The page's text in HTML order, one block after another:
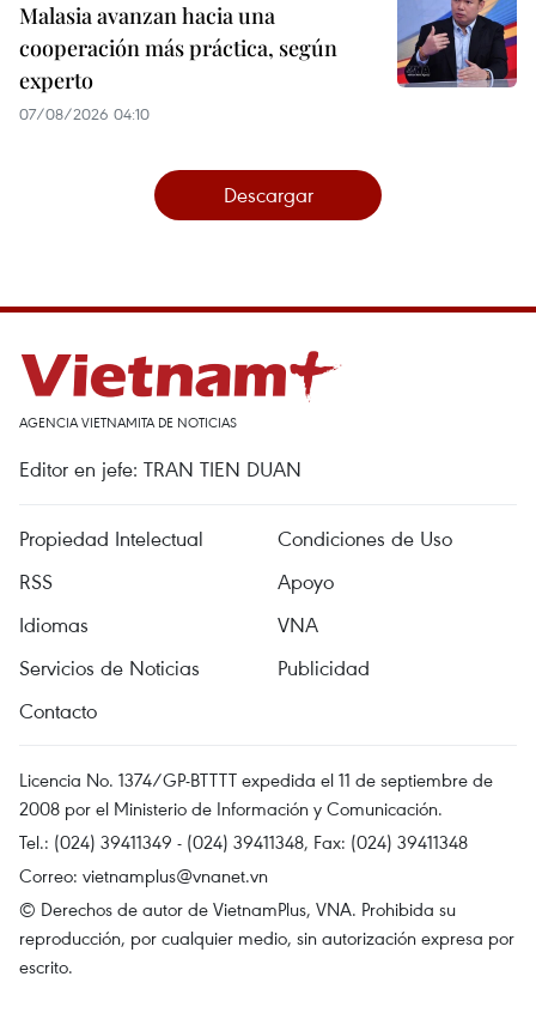
Malasia avanzan hacia una
cooperación más práctica, según
experto
07/08/2026 04:10
Descargar
AGENCIA VIETNAMITA DE NOTICIAS
Editor en jefe: TRAN TIEN DUAN
Propiedad Intelectual
Condiciones de Uso
RSS
Apoyo
Idiomas
VNA
Servicios de Noticias
Publicidad
Contacto
Licencia No. 1374/GP-BTTTT expedida el 11 de septiembre de
2008 por el Ministerio de Información y Comunicación.
Tel.: (024) 39411349 - (024) 39411348, Fax: (024) 39411348
Correo: vietnamplus@vnanet.vn
© Derechos de autor de VietnamPlus, VNA. Prohibida su
reproducción, por cualquier medio, sin autorización expresa por
escrito.